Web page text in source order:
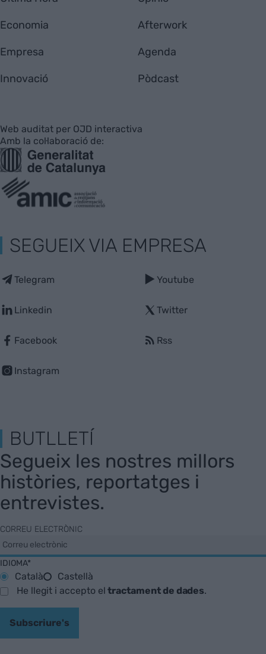
Economia
Empresa
Innovació
Afterwork
Agenda
Pòdcast
Web auditat per OJD interactiva
Amb la col·laboració de:
SEGUEIX VIA EMPRESA
Telegram
Linkedin
Facebook
Instagram
Youtube
Twitter
Rss
BUTLLETÍ
Segueix les nostres millors
històries, reportatges i
entrevistes.
CORREU ELECTRÒNIC
IDIOMA*
Català
Castellà
He llegit i accepto eltractament de dades.
Subscriure's